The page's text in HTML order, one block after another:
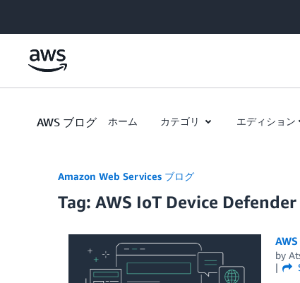
AWS ブログ ホーム カテゴリ エディション
Amazon Web Services ブログ
Tag: AWS IoT Device Defender
by